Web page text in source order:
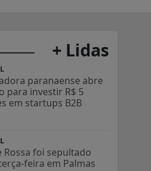
+ Lidas
paranaense abre
para investir R$ 5
em startups B2B
Rossa foi sepultado
feira em Palmas